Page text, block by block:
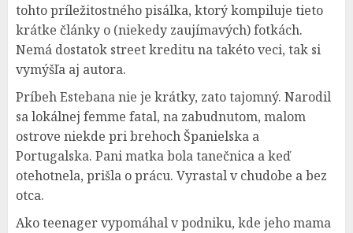
tohto príležitostného pisálka, ktorý kompiluje tieto
krátke články o (niekedy zaujímavých) fotkách.
Nemá dostatok street kreditu na takéto veci, tak si
vymýšľa aj autora.
Príbeh Estebana nie je krátky, zato tajomný. Narodil
sa lokálnej femme fatal, na zabudnutom, malom
ostrove niekde pri brehoch Španielska a
Portugalska. Pani matka bola tanečnica a keď
otehotnela, prišla o prácu. Vyrastal v chudobe a bez
otca.
Ako teenager vypomáhal v podniku, kde jeho mama